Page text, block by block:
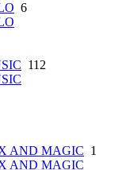
6
112
AND MAGIC 1
AND MAGIC